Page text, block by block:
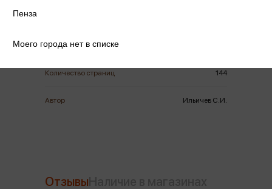
Год издания
Количество страниц 144
Автор Ильичев С.И.
Отзывы
Пенза
Моего города нет в списке